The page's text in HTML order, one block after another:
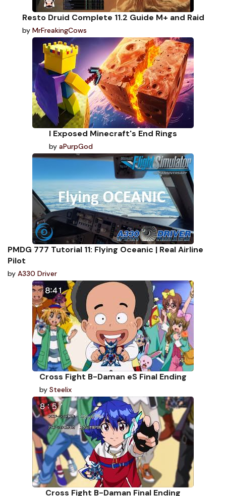
Resto Druid Complete 11.2 Guide M+ and Raid
by MrFreakingCows
I Exposed Minecraft's End Rings
by aPurpGod
PMDG 777 Tutorial 11: Flying Oceanic | Real Airline
Pilot
by A330 Driver
Cross Fight B-Daman eS Final Ending
by Steelix
Cross Fight B-Daman Final Ending